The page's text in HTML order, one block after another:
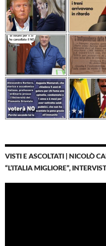
VISTI E ASCOLTATI | NICOLÒ
“L’ITALIA MIGLIORE”,